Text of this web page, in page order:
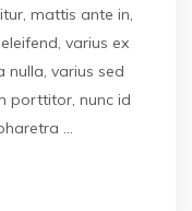
mattis ante in,
varius ex
nulla, varius sed
porttitor, nunc id
…